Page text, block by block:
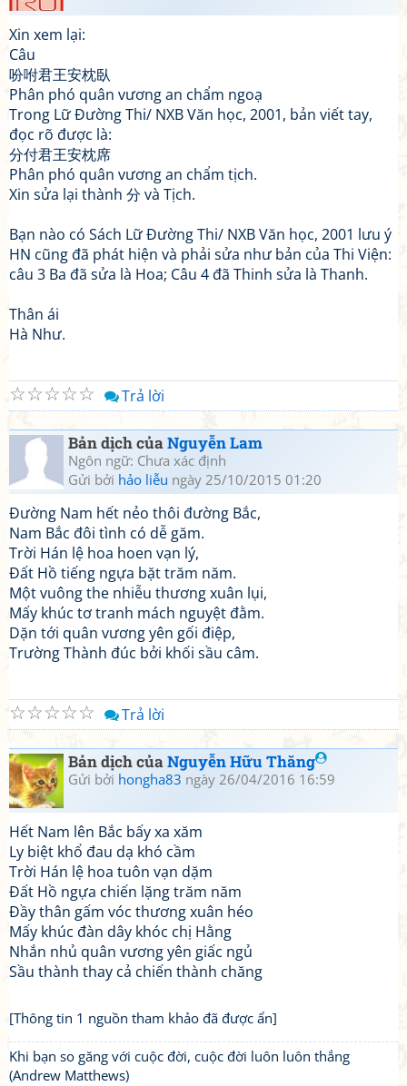
Xin xem lại:
Câu
吩咐君王安枕臥
Phân phó quân vương an chẩm ngoạ
Trong Lữ Đường Thi/ NXB Văn học, 2001, bản viết tay,
đọc rõ được là:
分付君王安枕席
Phân phó quân vương an chẩm tịch.
Xin sửa lại thành 分 và Tịch.
Bạn nào có Sách Lữ Đường Thi/ NXB Văn học, 2001 lưu ý
HN cũng đã phát hiện và phải sửa như bản của Thi Viện:
câu 3 Ba đã sửa là Hoa; Câu 4 đã Thinh sửa là Thanh.
Thân ái
Hà Như.
☆
☆
☆
☆
☆ Trả lời
Bản dịch củaNguyễn Lam
Ngôn ngữ: Chưa xác định
Gửi bởi hảo liễu ngày 25/10/2015 01:20
Đường Nam hết nẻo thôi đường Bắc,
Nam Bắc đôi tình có dễ găm.
Trời Hán lệ hoa hoen vạn lý,
Đất Hồ tiếng ngựa bặt trăm năm.
Một vuông the nhiễu thương xuân lụi,
Mấy khúc tơ tranh mách nguyệt đằm.
Dặn tới quân vương yên gối điệp,
Trường Thành đúc bởi khối sầu câm.
☆
☆
☆
☆
☆ Trả lời
Bản dịch củaNguyễn Hữu Thăng
Gửi bởi hongha83 ngày 26/04/2016 16:59
Hết Nam lên Bắc bấy xa xăm
Ly biệt khổ đau dạ khó cầm
Trời Hán lệ hoa tuôn vạn dặm
Đất Hồ ngựa chiến lặng trăm năm
Đầy thân gấm vóc thương xuân héo
Mấy khúc đàn dây khóc chị Hằng
Nhắn nhủ quân vương yên giấc ngủ
Sầu thành thay cả chiến thành chăng
[Thông tin 1 nguồn tham khảo đã được ẩn]
Khi bạn so găng với cuộc đời, cuộc đời luôn luôn thắng
(Andrew Matthews)